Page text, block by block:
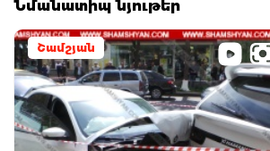
Նմանատիպ նյութեր
Շամշյան